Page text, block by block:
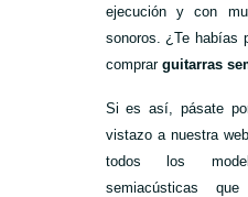
ejecución y con
sonoros. ¿Te habías
comprar guitarras
Si es así, pásate
vistazo a nuestra
todos los
semiacústicas